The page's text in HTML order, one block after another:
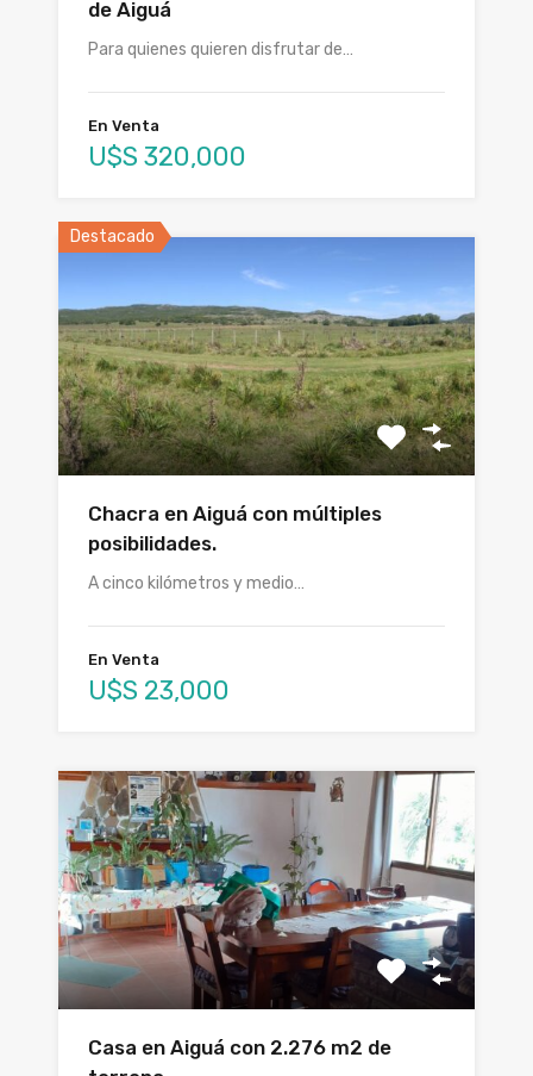
de Aiguá
Para quienes quieren disfrutar de…
En Venta
U$S 320,000
Destacado
Chacra en Aiguá con múltiples
posibilidades.
A cinco kilómetros y medio…
En Venta
U$S 23,000
Casa en Aiguá con 2.276 m2 de